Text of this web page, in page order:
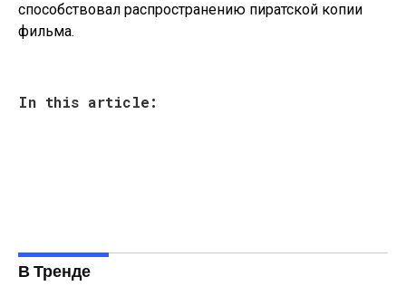
способствовал распространению пиратской копии
фильма.
In this article:
В Тренде